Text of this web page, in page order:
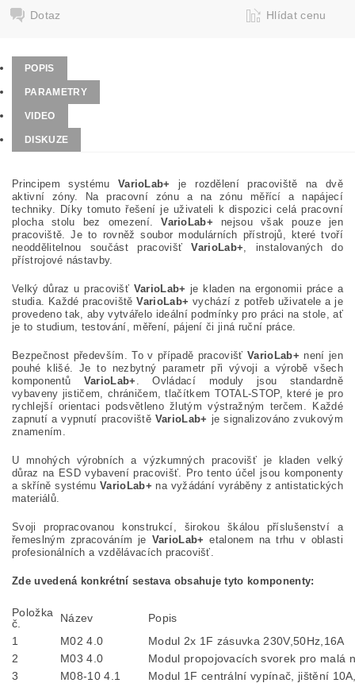
Dotaz Hlídat cenu
POPIS
PARAMETRY
VIDEO
DISKUZE
Principem systému VarioLab+
je rozdělení pracoviště na dvě
aktivní zóny. Na pracovní zónu a na zónu měřící a napájecí
techniky. Díky tomuto řešení je uživateli k dispozici celá pracovní
plocha stolu bez omezení.VarioLab+ nejsou však pouze jen
pracoviště. Je to rovněž soubor modulárních přístrojů, které tvoří
neoddělitelnou součást pracovišťVarioLab+, instalovaných do
přístrojové nástavby.
Velký důraz u pracovišť VarioLab+ je kladen na ergonomii práce a
studia. Každé pracovištěVarioLab+ vychází z potřeb uživatele a je
provedeno tak, aby vytvářelo ideální podmínky pro práci na stole, ať
je to studium, testování, měření, pájení či jiná ruční práce.
Bezpečnost především. To v případě pracovišťVarioLab+ není jen
pouhé klišé. Je to nezbytný parametr při vývoji a výrobě všech
komponentů VarioLab+ . Ovládací moduly jsou standardně
vybaveny jističem, chráničem, tlačítkem TOTAL-STOP, které je pro
rychlejší orientaci podsvětleno žlutým výstražným terčem. Každé
zapnutí a vypnutí pracoviště VarioLab+ je signalizováno zvukovým
znamením.
U mnohých výrobních a výzkumných pracovišť je kladen velký
důraz na ESD vybavení pracovišť. Pro tento účel jsou komponenty
a skříně systému VarioLab+ na vyžádání vyráběny z antistatických
materiálů.
Svoji propracovanou konstrukcí, širokou škálou příslušenství a
řemeslným zpracováním je VarioLab+ etalonem na trhu v oblasti
profesionálních a vzdělávacích pracovišť.
Zde uvedená konkrétní sestava obsahuje tyto komponenty:
Položka
č.
Název
Popis
1
M02 4.0
Modul 2x 1F zásuvka 230V,50Hz,16A
2
M03 4.0
Modul propojovacích svorek pro malá
3
M08-10 4.1
Modul 1F centrální vypínač, jištění